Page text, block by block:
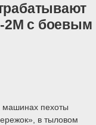
2М с боевым
машинах пехоты
в тыловом